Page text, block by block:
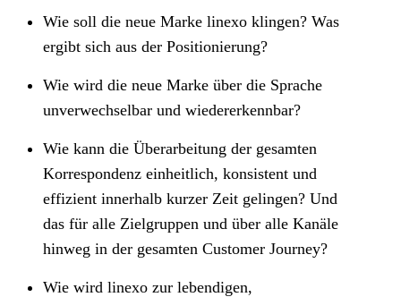
Wie soll die neue Marke linexo klingen? Was
ergibt sich aus der Positionierung?
Wie wird die neue Marke über die Sprache
unverwechselbar und wiedererkennbar?
Wie kann die Überarbeitung der gesamten
Korrespondenz einheitlich, konsistent und
effizient innerhalb kurzer Zeit gelingen? Und
das für alle Zielgruppen und über alle Kanäle
hinweg in der gesamten Customer Journey?
Wie wird linexo zur lebendigen,